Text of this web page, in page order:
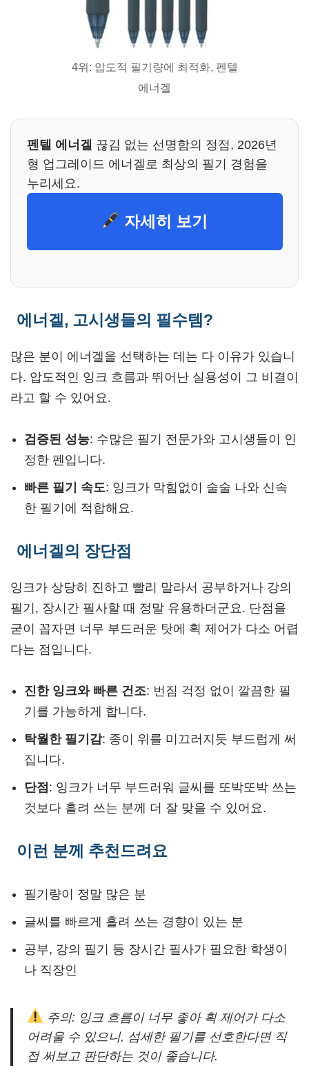
4위: 압도적 필기량에 최적화, 펜텔
에너겔
펜텔 에너겔 끊김 없는 선명함의 정점, 2026년
형 업그레이드 에너겔로 최상의 필기 경험을
누리세요.
자세히 보기
에너겔, 고시생들의 필수템?
많은 분이 에너겔을 선택하는 데는 다 이유가 있습니
다. 압도적인 잉크 흐름과 뛰어난 실용성이 그 비결이
라고 할 수 있어요.
검증된 성능: 수많은 필기 전문가와 고시생들이 인
정한 펜입니다.
빠른 필기 속도: 잉크가 막힘없이 술술 나와 신속
한 필기에 적합해요.
에너겔의 장단점
잉크가 상당히 진하고 빨리 말라서 공부하거나 강의
필기, 장시간 필사할 때 정말 유용하더군요. 단점을
굳이 꼽자면 너무 부드러운 탓에 획 제어가 다소 어렵
다는 점입니다.
진한 잉크와 빠른 건조: 번짐 걱정 없이 깔끔한 필
기를 가능하게 합니다.
탁월한 필기감: 종이 위를 미끄러지듯 부드럽게 써
집니다.
단점 : 잉크가 너무 부드러워 글씨를 또박또박 쓰는
것보다 흘려 쓰는 분께 더 잘 맞을 수 있어요.
이런 분께 추천드려요
필기량이 정말 많은 분
글씨를 빠르게 흘려 쓰는 경향이 있는 분
공부, 강의 필기 등 장시간 필사가 필요한 학생이
나 직장인
주의: 잉크 흐름이 너무 좋아 획 제어가 다소
어려울 수 있으니, 섬세한 필기를 선호한다면 직
접 써보고 판단하는 것이 좋습니다.